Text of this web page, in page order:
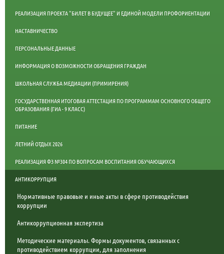
РЕАЛИЗАЦИЯ ПРОЕКТА "БИЛЕТ В БУДУЩЕЕ" И ЕДИНОЙ МОДЕЛИ ПРОФОРИЕНТАЦИИ
НАСТАВНИЧЕСТВО
ПЕРСОНАЛЬНЫЕ ДАННЫЕ
ИНФОРМАЦИЯ О ВОЗМОЖНОСТИ ОБРАЩЕНИЯ ГРАЖДАН
ШКОЛЬНАЯ СЛУЖБА МЕДИАЦИИ (ПРИМИРЕНИЯ)
ГОСУДАРСТВЕННАЯ ИТОГОВАЯ АТТЕСТАЦИЯ ПО ПРОГРАММАМ ОСНОВНОГО ОБЩЕГО
ОБРАЗОВАНИЯ (ГИА - 9 КЛАСС)
ПИТАНИЕ
ЛЕТНИЙ ОТДЫХ 2026
РЕАЛИЗАЦИЯ ФЗ №304 ПО ВОПРОСАМ ВОСПИТАНИЯ ОБУЧАЮЩИХСЯ
АНТИКОРРУПЦИЯ
Нормативные правовые и иные акты в сфере противодействия
коррупции
Антикоррупционная экспертиза
Методические материалы. Формы документов, связанных с
противодействием коррупции, для заполнения